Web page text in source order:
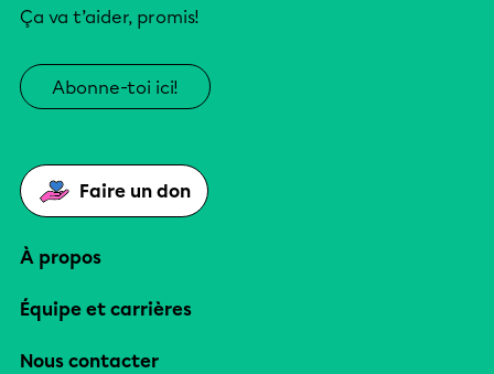
Ça va t’aider, promis!
Abonne-toi ici!
Faire un don
À propos
Équipe et carrières
Nous contacter